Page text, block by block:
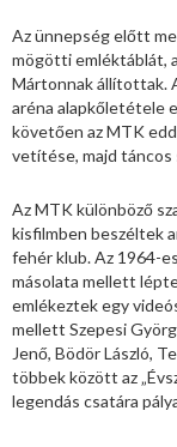
Az ünnepség előtt
mögötti emléktáblát,
Mártonnak állítottak.
aréna alapkőletétele
követően az MTK
vetítése, majd
Az MTK különböző
kisfilmben beszéltek
fehér klub. Az 1964-
másolata mellett
emlékeztek egy
mellett Szepesi
Jenő, Bödör László,
többek között az
legendás csatára